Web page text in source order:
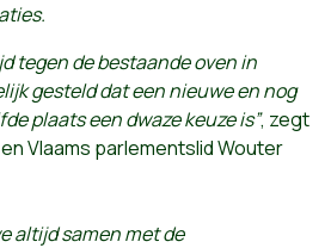
tegen de bestaande oven in
gesteld dat een nieuwe en nog
plaats een dwaze keuze is”, zegt
Vlaams parlementslid Wouter
altijd samen met de